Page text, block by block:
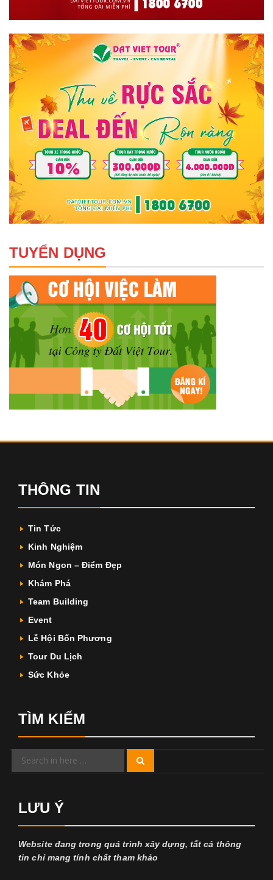
TUYỂN DỤNG
THÔNG TIN
Tin Tức
Kinh Nghiệm
Món Ngon – Điểm Đẹp
Khám Phá
Team Building
Event
Lễ Hội Bốn Phương
Tour Du Lịch
Sức Khỏe
TÌM KIẾM
Search
LƯU Ý
Website đang trong quá trình xây dựng, tất cả thông
tin chỉ mang tính chất tham khảo